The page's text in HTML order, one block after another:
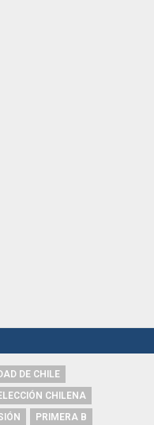
DE CHILE
CHILENA
PRIMERA B